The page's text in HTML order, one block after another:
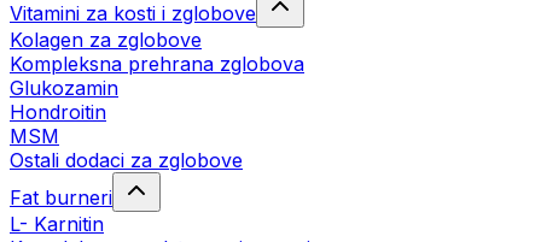
Vitamini za kosti i zglobove
Kolagen za zglobove
Kompleksna prehrana zglobova
Glukozamin
Hondroitin
MSM
Ostali dodaci za zglobove
Fat burneri
L- Karnitin